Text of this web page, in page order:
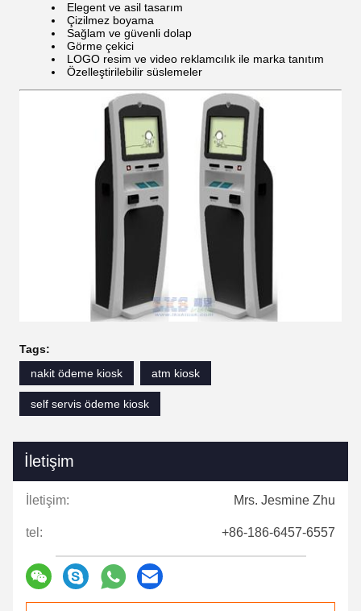
Elegent ve asil tasarım
Çizilmez boyama
Sağlam ve güvenli dolap
Görme çekici
LOGO resim ve video reklamcılık ile marka tanıtım
Özelleştirilebilir süslemeler
Tags:
nakit ödeme kiosk
atm kiosk
self servis ödeme kiosk
İletişim
İletişim: Mrs. Jesmine Zhu
tel: +86-186-6457-6557